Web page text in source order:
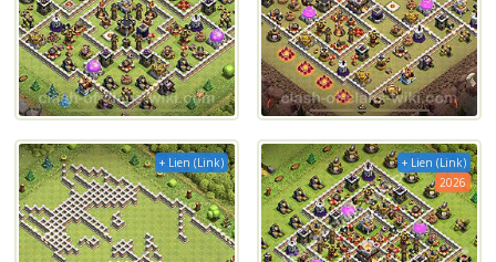
+ Lien (Link)
+ Lien (Link)
2026